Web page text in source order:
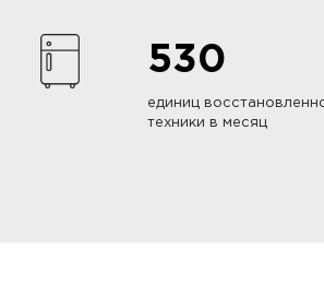
530
единиц
техники в месяц